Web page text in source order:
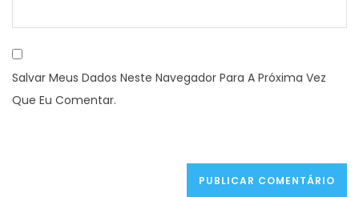
Salvar Meus Dados Neste Navegador Para A Próxima Vez
Que Eu Comentar.